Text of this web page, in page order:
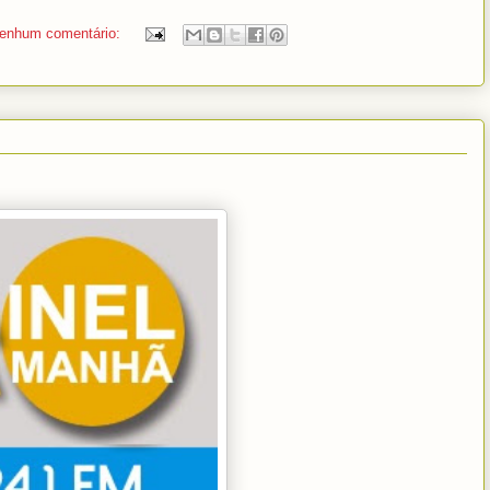
comentário: